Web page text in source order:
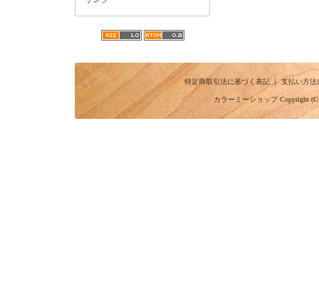
特定商取引法に基づく表記｜支払い方法
カラーミーショップCopyright